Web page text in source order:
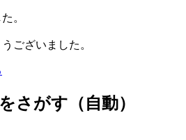
。
ございました。
さがす（自動）